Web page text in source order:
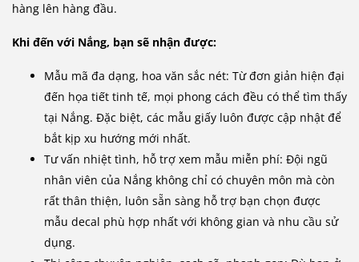
hàng lên hàng đầu.
Khi đến với Nắng, bạn sẽ nhận được:
Mẫu mã đa dạng, hoa văn sắc nét: Từ đơn giản hiện đại
đến họa tiết tinh tế, mọi phong cách đều có thể tìm thấy
tại Nắng. Đặc biệt, các mẫu giấy luôn được cập nhật để
bắt kịp xu hướng mới nhất.
Tư vấn nhiệt tình, hỗ trợ xem mẫu miễn phí: Đội ngũ
nhân viên của Nắng không chỉ có chuyên môn mà còn
rất thân thiện, luôn sẵn sàng hỗ trợ bạn chọn được
mẫu decal phù hợp nhất với không gian và nhu cầu sử
dụng.